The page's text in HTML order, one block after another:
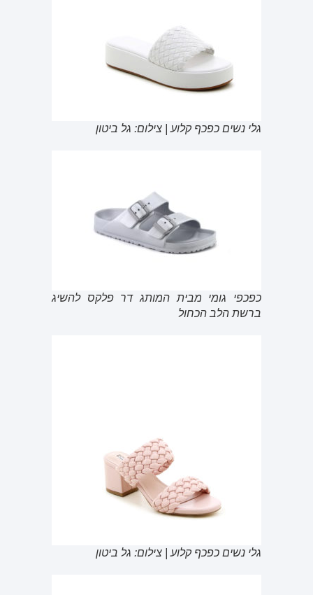
גלי נשים כפכף קלוע | צילום: גל ביטון
כפכפי גומי מבית המותג דר פלקס להשיג
ברשת הלב הכחול
גלי נשים כפכף קלוע | צילום: גל ביטון